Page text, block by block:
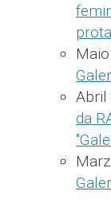
Abril
da